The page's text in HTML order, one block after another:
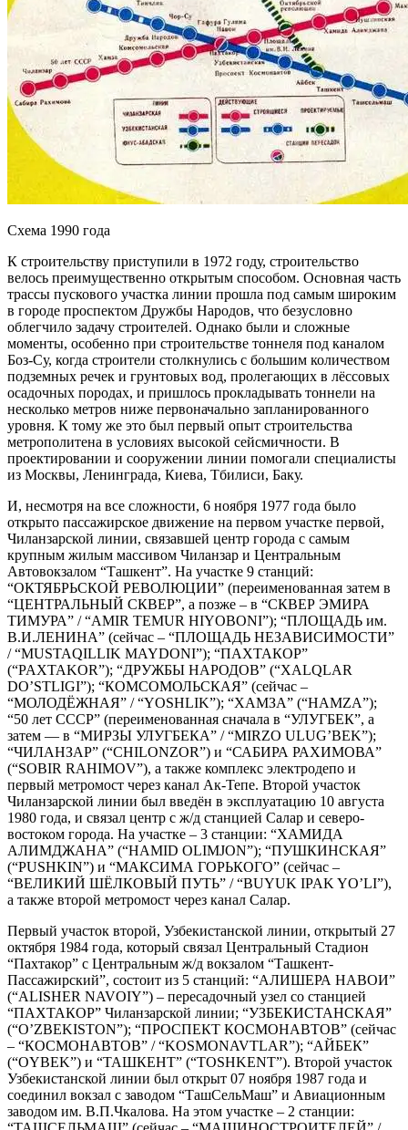
Схема 1990 года
К строительству приступили в 1972 году, строительство
велось преимущественно открытым способом. Основная часть
трассы пускового участка линии прошла под самым широким
в городе проспектом Дружбы Народов, что безусловно
облегчило задачу строителей. Однако были и сложные
моменты, особенно при строительстве тоннеля под каналом
Боз-Су, когда строители столкнулись с большим количеством
подземных речек и грунтовых вод, пролегающих в лёссовых
осадочных породах, и пришлось прокладывать тоннели на
несколько метров ниже первоначально запланированного
уровня. К тому же это был первый опыт строительства
метрополитена в условиях высокой сейсмичности. В
проектировании и сооружении линии помогали специалисты
из Москвы, Ленинграда, Киева, Тбилиси, Баку.
И, несмотря на все сложности, 6 ноября 1977 года было
открыто пассажирское движение на первом участке первой,
Чиланзарской линии, связавшей центр города с самым
крупным жилым массивом Чиланзар и Центральным
Автовокзалом “Ташкент”. На участке 9 станций:
“ОКТЯБРЬСКОЙ РЕВОЛЮЦИИ” (переименованная затем в
“ЦЕНТРАЛЬНЫЙ СКВЕР”, а позже – в “СКВЕР ЭМИРА
ТИМУРА” / “AMIR TEMUR HIYOBONI”); “ПЛОЩАДЬ им.
В.И.ЛЕНИНА” (сейчас – “ПЛОЩАДЬ НЕЗАВИСИМОСТИ”
/ “MUSTAQILLIK MAYDONI”); “ПАХТАКОР”
(“PAXTAKOR”); “ДРУЖБЫ НАРОДОВ” (“XALQLAR
DO’STLIGI”); “КОМСОМОЛЬСКАЯ” (сейчас –
“МОЛОДЁЖНАЯ” / “YOSHLIK”); “ХАМЗА” (“HAMZA”);
“50 лет СССР” (переименованная сначала в “УЛУГБЕК”, а
затем — в “МИРЗЫ УЛУГБЕКА” / “MIRZO ULUG’BEK”);
“ЧИЛАНЗАР” (“CHILONZOR”) и “САБИРА РАХИМОВА”
(“SOBIR RAHIMOV”), а также комплекс электродепо и
первый метромост через канал Ак-Тепе. Второй участок
Чиланзарской линии был введён в эксплуатацию 10 августа
1980 года, и связал центр с ж/д станцией Салар и северо-
востоком города. На участке – 3 станции: “ХАМИДА
АЛИМДЖАНА” (“HAMID OLIMJON”); “ПУШКИНСКАЯ”
(“PUSHKIN”) и “МАКСИМА ГОРЬКОГО” (сейчас –
“ВЕЛИКИЙ ШЁЛКОВЫЙ ПУТЬ” / “BUYUK IPAK YO’LI”),
а также второй метромост через канал Салар.
Первый участок второй, Узбекистанской линии, открытый 27
октября 1984 года, который связал Центральный Стадион
“Пахтакор” с Центральным ж/д вокзалом “Ташкент-
Пассажирский”, состоит из 5 станций: “АЛИШЕРА НАВОИ”
(“ALISHER NAVOIY”) – пересадочный узел со станцией
“ПАХТАКОР” Чиланзарской линии; “УЗБЕКИСТАНСКАЯ”
(“O’ZBEKISTON”); “ПРОСПЕКТ КОСМОНАВТОВ” (сейчас
– “КОСМОНАВТОВ” / “KOSMONAVTLAR”); “АЙБЕК”
(“OYBEK”) и “ТАШКЕНТ” (“TOSHKENT”). Второй участок
Узбекистанской линии был открыт 07 ноября 1987 года и
соединил вокзал с заводом “ТашСельМаш” и Авиационным
заводом им. В.П.Чкалова. На этом участке – 2 станции: